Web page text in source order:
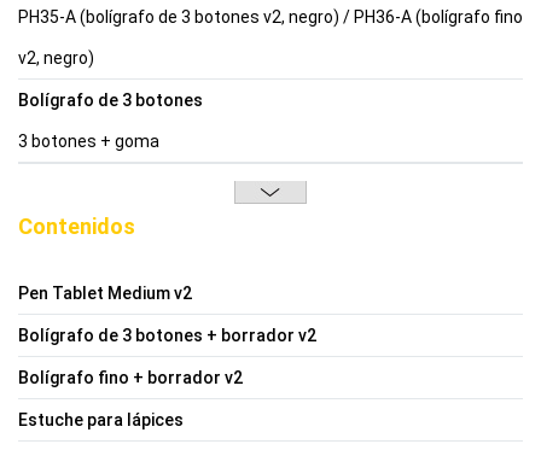
PH35-A (bolígrafo de 3 botones v2, negro) / PH36-A (bolígrafo fino
v2, negro)
Bolígrafo de 3 botones
3 botones + goma
Contenidos
Pen Tablet Medium v2
Bolígrafo de 3 botones + borrador v2
Bolígrafo fino + borrador v2
Estuche para lápices